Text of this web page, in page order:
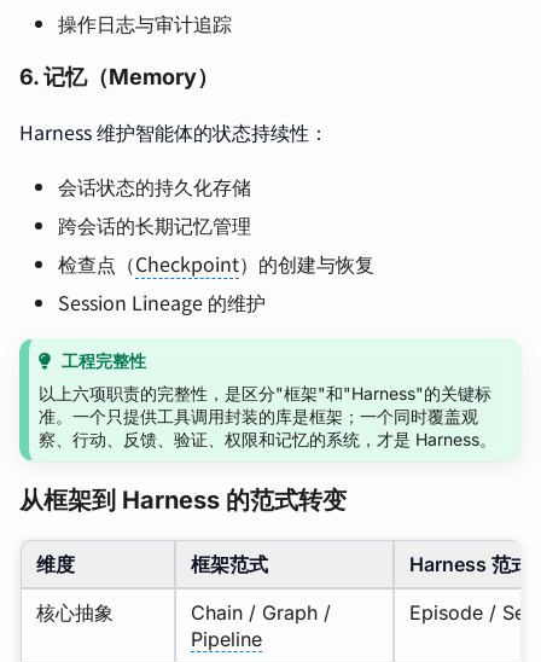
操作日志与审计追踪
6. 记忆（Memory）
Harness 维护智能体的状态持续性：
会话状态的持久化存储
跨会话的长期记忆管理
检查点（Checkpoint）的创建与恢复
Session Lineage 的维护
工程完整性
以上六项职责的完整性，是区分"框架"和"Harness"的关键标
准。一个只提供工具调用封装的库是框架；一个同时覆盖观
察、行动、反馈、验证、权限和记忆的系统，才是 Harness。
从框架到 Harness 的范式转变
维度 框架范式
Harness 范式
核心抽象
Chain / Graph /
Pipeline
Episode /